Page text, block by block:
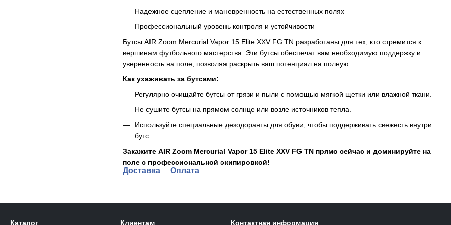
Надежное сцепление и маневренность на естественных полях
Профессиональный уровень контроля и устойчивости
Бутсы AIR Zoom Mercurial Vapor 15 Elite XXV FG TN разработаны для тех, кто стремится к
вершинам футбольного мастерства. Эти бутсы обеспечат вам необходимую поддержку и
уверенность на поле, позволяя раскрыть ваш потенциал на полную.
Как ухаживать за бутсами:
Регулярно очищайте бутсы от грязи и пыли с помощью мягкой щетки или влажной ткани.
Не сушите бутсы на прямом солнце или возле источников тепла.
Используйте специальные дезодоранты для обуви, чтобы поддерживать свежесть внутри
бутс.
Закажите AIR Zoom Mercurial Vapor 15 Elite XXV FG TN прямо сейчас и доминируйте на
поле с профессиональной экипировкой!
Доставка Оплата
Каталог Клиентам Контактная информация